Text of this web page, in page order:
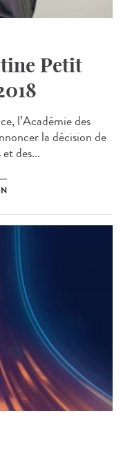
Petit
l’Académie des
la décision de
des...